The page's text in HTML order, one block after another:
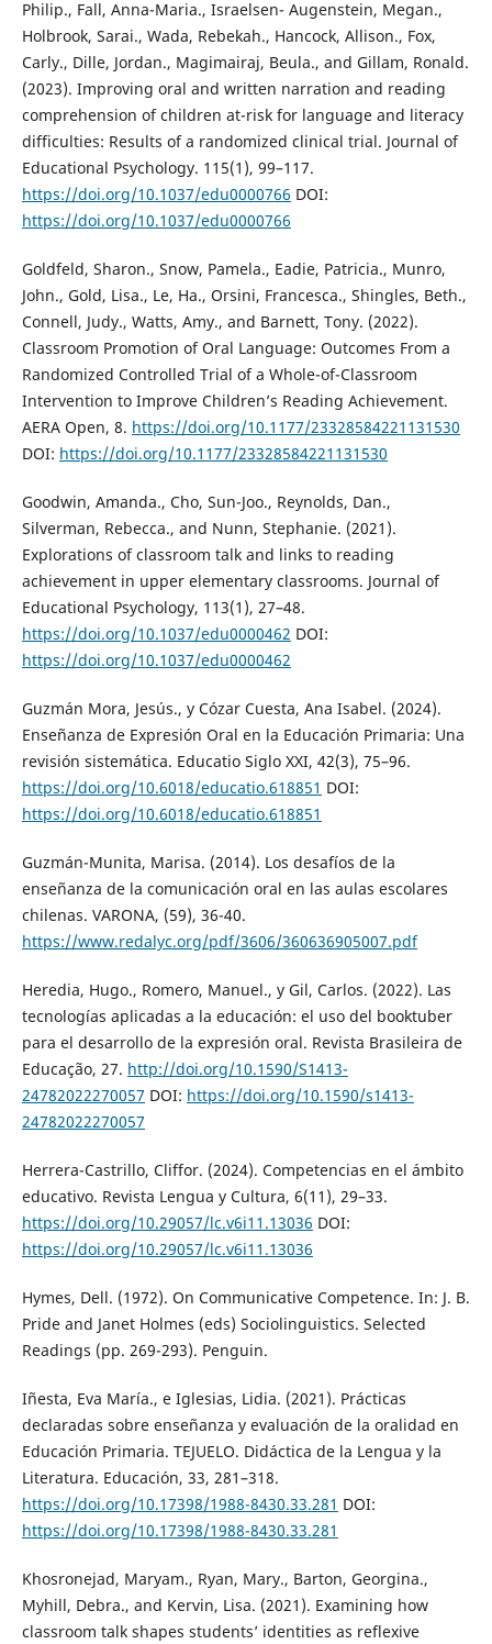
Philip., Fall, Anna-Maria., Israelsen- Augenstein, Megan.,
Holbrook, Sarai., Wada, Rebekah., Hancock, Allison., Fox,
Carly., Dille, Jordan., Magimairaj, Beula., and Gillam, Ronald.
(2023). Improving oral and written narration and reading
comprehension of children at-risk for language and literacy
difficulties: Results of a randomized clinical trial. Journal of
Educational Psychology. 115(1), 99–117.
https://doi.org/10.1037/edu0000766 DOI:
https://doi.org/10.1037/edu0000766
Goldfeld, Sharon., Snow, Pamela., Eadie, Patricia., Munro,
John., Gold, Lisa., Le, Ha., Orsini, Francesca., Shingles, Beth.,
Connell, Judy., Watts, Amy., and Barnett, Tony. (2022).
Classroom Promotion of Oral Language: Outcomes From a
Randomized Controlled Trial of a Whole-of-Classroom
Intervention to Improve Children’s Reading Achievement.
AERA Open, 8. https://doi.org/10.1177/23328584221131530
DOI: https://doi.org/10.1177/23328584221131530
Goodwin, Amanda., Cho, Sun-Joo., Reynolds, Dan.,
Silverman, Rebecca., and Nunn, Stephanie. (2021).
Explorations of classroom talk and links to reading
achievement in upper elementary classrooms. Journal of
Educational Psychology, 113(1), 27–48.
https://doi.org/10.1037/edu0000462 DOI:
https://doi.org/10.1037/edu0000462
Guzmán Mora, Jesús., y Cózar Cuesta, Ana Isabel. (2024).
Enseñanza de Expresión Oral en la Educación Primaria: Una
revisión sistemática. Educatio Siglo XXI, 42(3), 75–96.
https://doi.org/10.6018/educatio.618851 DOI:
https://doi.org/10.6018/educatio.618851
Guzmán-Munita, Marisa. (2014). Los desafíos de la
enseñanza de la comunicación oral en las aulas escolares
chilenas. VARONA, (59), 36-40.
https://www.redalyc.org/pdf/3606/360636905007.pdf
Heredia, Hugo., Romero, Manuel., y Gil, Carlos. (2022). Las
tecnologías aplicadas a la educación: el uso del booktuber
para el desarrollo de la expresión oral. Revista Brasileira de
Educação, 27. http://doi.org/10.1590/S1413-
24782022270057 DOI: https://doi.org/10.1590/s1413-
24782022270057
Herrera-Castrillo, Cliffor. (2024). Competencias en el ámbito
educativo. Revista Lengua y Cultura, 6(11), 29–33.
https://doi.org/10.29057/lc.v6i11.13036 DOI:
https://doi.org/10.29057/lc.v6i11.13036
Hymes, Dell. (1972). On Communicative Competence. In: J. B.
Pride and Janet Holmes (eds) Sociolinguistics. Selected
Readings (pp. 269-293). Penguin.
Iñesta, Eva María., e Iglesias, Lidia. (2021). Prácticas
declaradas sobre enseñanza y evaluación de la oralidad en
Educación Primaria. TEJUELO. Didáctica de la Lengua y la
Literatura. Educación, 33, 281–318.
https://doi.org/10.17398/1988-8430.33.281 DOI:
https://doi.org/10.17398/1988-8430.33.281
Khosronejad, Maryam., Ryan, Mary., Barton, Georgina.,
Myhill, Debra., and Kervin, Lisa. (2021). Examining how
classroom talk shapes students’ identities as reflexive